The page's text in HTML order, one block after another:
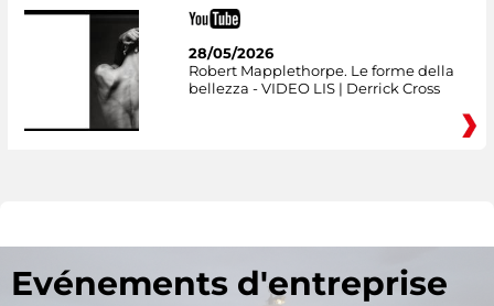
28/05/2026
Robert Mapplethorpe. Le forme della
bellezza - VIDEO LIS | Derrick Cross
Evénements d'entreprise